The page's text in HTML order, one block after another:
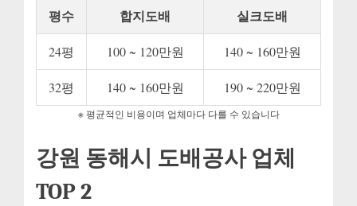
※ 평균적인 비용이며 업체마다 다를 수 있습니다
평수 합지도배 실크도배
24평 100 ~ 120만원 140 ~ 160만원
32평 140 ~ 160만원 190 ~ 220만원
강원 동해시 도배공사 업체
TOP 2